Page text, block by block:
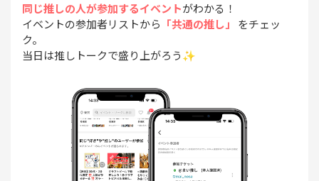
同じ推しの人が参加するイベントがわかる！
イベントの参加者リストから 「共通の推し」
をチェッ
ク。
当日は推しトークで盛り上がろう✨